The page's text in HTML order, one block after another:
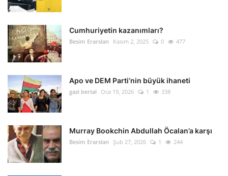
Cumhuriyetin kazanımları?
Besim Erarslan Kasım 2, 2025 0 477
Apo ve DEM Parti’nin büyük ihaneti
gazi bertal Oca 19, 2026 1 338
Murray Bookchin Abdullah Öcalan’a karşı
Besim Erarslan Şub 27, 2026 1 244